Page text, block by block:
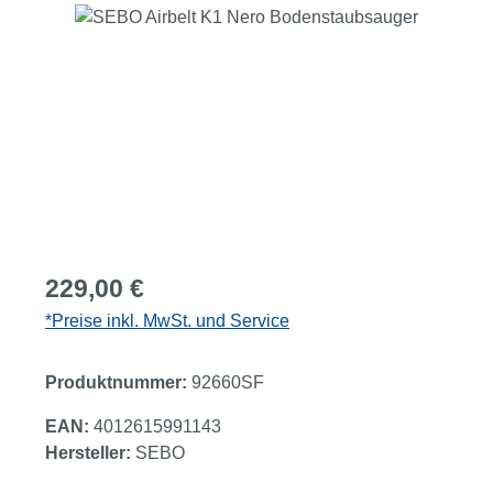
Bildergalerie überspringen
Regulärer Preis:
229,00 €
*Preise inkl. MwSt. und Service
Produktnummer: 92660SF
EAN: 4012615991143
Hersteller: SEBO